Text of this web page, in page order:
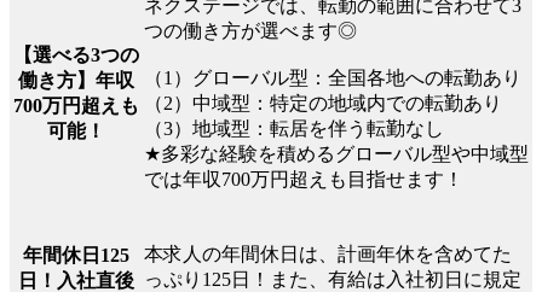
【選べる3つの
働き方】年収
700万円超えも
可能！
ネクステージでは、転勤の範囲に合わせて3
つの働き方が選べます◎
（1）グローバル型：全国各地への転勤あり
（2）中域型：特定の地域内での転勤あり
（3）地域型：転居を伴う転勤なし
★多彩な経験を積めるグローバル型や中域型
では年収700万円超えも目指せます！
年間休日125
日！入社直後
本求人の年間休日は、計画年休を含めてた
っぷり125日！また、有給は入社初日に規定